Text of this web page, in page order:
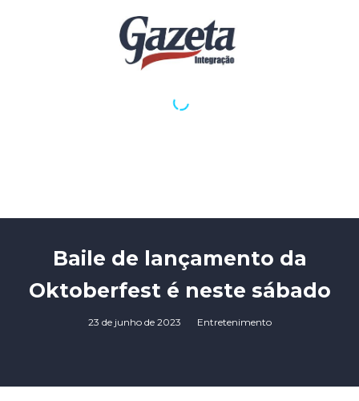
Baile de lançamento da
Oktoberfest é neste sábado
23 de junho de 2023 Entretenimento